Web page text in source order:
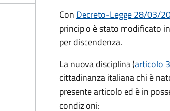
Con Decreto-Legge 28/03/
principio è stato modificato
per discendenza.
La nuova disciplina (articolo
cittadinanza italiana chi è
presente articolo ed è in
condizioni: